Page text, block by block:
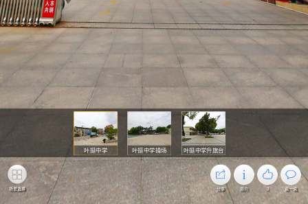
叶挺中学 叶挺中学操场 叶挺中学升旗台
分享 简介 3 说一说
场景选择